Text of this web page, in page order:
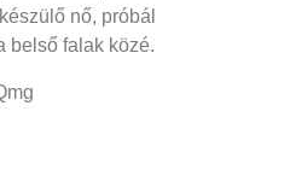
nő, próbál
belső falak közé.